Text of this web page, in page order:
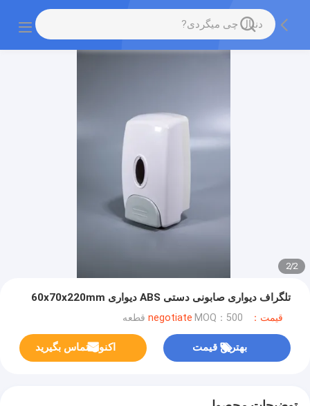
2
/
2
تلگراف دیواری صابونی دستی ABS دیواری 60x70x220mm
قیمت：negotiate MOQ：500 قطعه
بهترین قیمت اکنون تماس بگیرید